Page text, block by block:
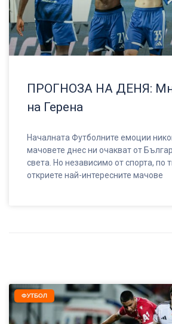
ПРОГНОЗА НА ДЕНЯ:
на Герена
Началната Футболните емоции
мачовете днес ни очакват от
света. Но независимо от спорта, по
откриете най-интересните мачове
ФУТБОЛ